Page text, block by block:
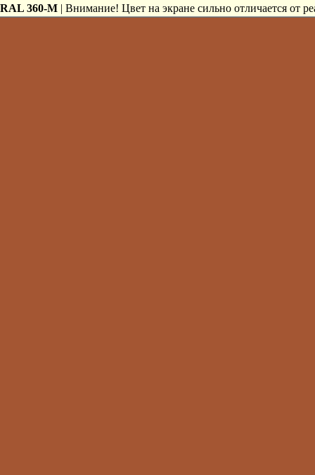
RAL 360-M | Внимание! Цвет на экране сильно отличается от